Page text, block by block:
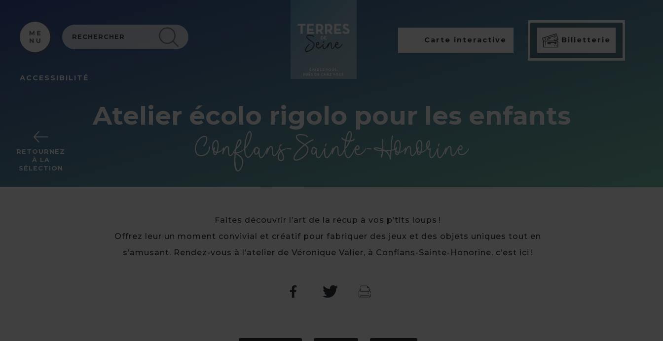
ACCESSIBILITÉ
Carte interactive Billetterie
RETOURNEZ
À LA
SÉLECTION
Atelier écolo rigolo pour les enfants
Conflans-Sainte-Honorine
Faites découvrir l’art de la récup à vos p’tits loups !
Offrez leur un moment convivial et créatif pour fabriquer des jeux et des objets uniques tout en
s’amusant. Rendez-vous à l’atelier de Véronique Valier, à Conflans-Sainte-Honorine, c’est ici !